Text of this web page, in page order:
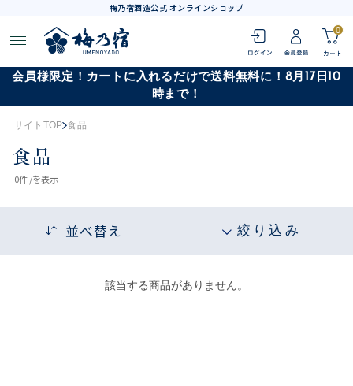
梅乃宿酒造公式 オンラインショップ
0
会員様限定！カートに入れるだけで送料無料に！8月17日10
時まで！
サイトTOP 食品
食品
0件 /を表示
並べ替え 絞り込み
該当する商品がありません。